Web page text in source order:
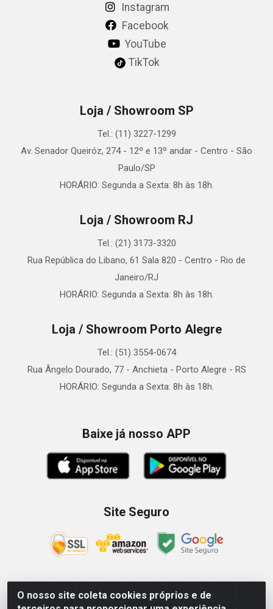
O nosso site coleta cookies próprios e de
Instagram
Facebook
YouTube
TikTok
Loja / Showroom SP
Tel.: (11) 3227-1299
Av. Senador Queiróz, 274 - 12º e 13º andar - Centro - São
Paulo/SP
HORÁRIO: Segunda a Sexta: 8h às 18h.
Loja / Showroom RJ
Tel.: (21) 3173-3320
Rua República do Libano, 61 Sala 820 - Centro - Rio de
Janeiro/RJ
HORÁRIO: Segunda a Sexta: 8h às 18h.
Loja / Showroom Porto Alegre
Tel.: (51) 3554-0674
Rua Ângelo Dourado, 77 - Anchieta - Porto Alegre - RS
HORÁRIO: Segunda a Sexta: 8h às 18h.
Baixe já nosso APP
Site Seguro
Zein Importação e Comércio LTDA - Av. Senador Queiróz, 274